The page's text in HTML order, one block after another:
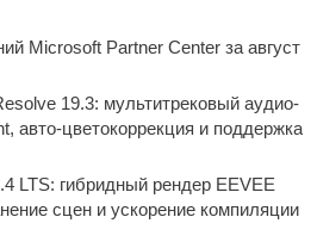
Microsoft Partner Center за август
19.3: мультитрековый аудио-
авто-цветокоррекция и поддержка
LTS: гибридный рендер EEVEE
сцен и ускорение компиляции